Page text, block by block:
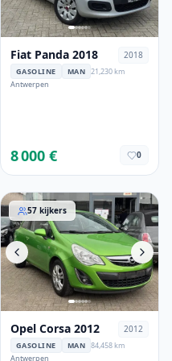
Fiat Panda 2018 2018
GASOLINE MAN 21,230 km
Antwerpen
8 000 € 0
Opel Corsa 2012
57 kijkers
Opel Corsa 2012 2012
GASOLINE MAN 84,458 km
Antwerpen